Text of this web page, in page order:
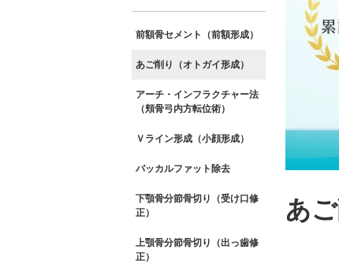
あ
前額骨セメント（前額形成）
あご削り（オトガイ形成）
アーチ・インフラクチャー法
（頬骨弓内方転位術）
Ｖライン形成（小顔形成）
バッカルファット除去
下顎骨分節骨切り（受け口修
正）
上顎骨分節骨切り（出っ歯修
正）